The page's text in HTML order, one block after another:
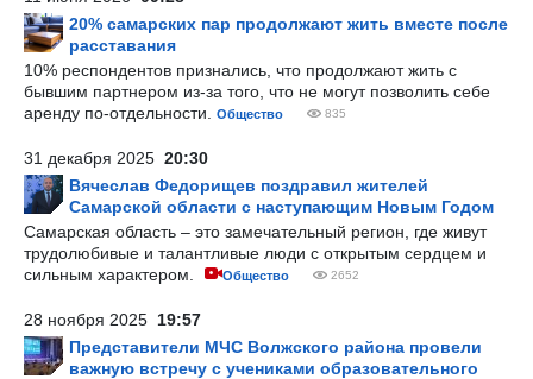
20% самарских пар продолжают жить вместе после
расставания
10% респондентов признались, что продолжают жить с
бывшим партнером из-за того, что не могут позволить себе
аренду по-отдельности.
Общество 835
31 декабря 2025 20:30
Вячеслав Федорищев поздравил жителей
Самарской области с наступающим Новым Годом
Самарская область – это замечательный регион, где живут
трудолюбивые и талантливые люди с открытым сердцем и
сильным характером.
Общество 2652
28 ноября 2025 19:57
Представители МЧС Волжского района провели
важную встречу с учениками образовательного